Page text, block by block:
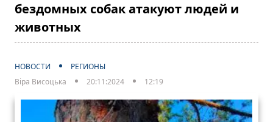
бездомных собак атакуют людей и
животных
НОВОСТИ
РЕГИОНЫ
Віра Висоцька
20:11:2024 12:19